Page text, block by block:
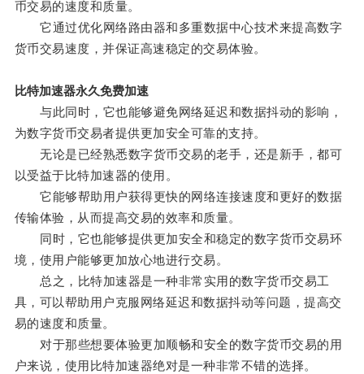
币交易的速度和质量。
它通过优化网络路由器和多重数据中心技术来提高数字
货币交易速度，并保证高速稳定的交易体验。
比特加速器永久免费加速
与此同时，它也能够避免网络延迟和数据抖动的影响，
为数字货币交易者提供更加安全可靠的支持。
无论是已经熟悉数字货币交易的老手，还是新手，都可
以受益于比特加速器的使用。
它能够帮助用户获得更快的网络连接速度和更好的数据
传输体验，从而提高交易的效率和质量。
同时，它也能够提供更加安全和稳定的数字货币交易环
境，使用户能够更加放心地进行交易。
总之，比特加速器是一种非常实用的数字货币交易工
具，可以帮助用户克服网络延迟和数据抖动等问题，提高交
易的速度和质量。
对于那些想要体验更加顺畅和安全的数字货币交易的用
户来说，使用比特加速器绝对是一种非常不错的选择。